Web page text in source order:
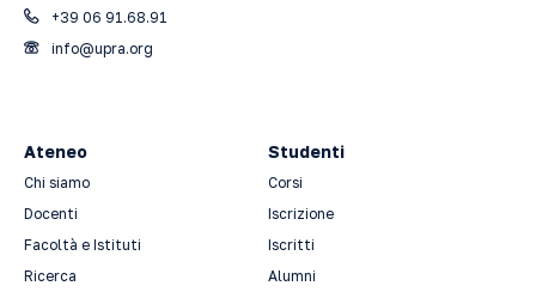
+39 06 91.68.91
info@upra.org
Ateneo
Chi siamo
Docenti
Facoltà e Istituti
Ricerca
Studenti
Corsi
Iscrizione
Iscritti
Alumni